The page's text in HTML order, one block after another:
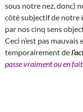
sous notre nez, donc)
côté subjectif de notre
par nos cinq sens
Ceci n’est pas
temporairement de
passe vraiment ou en fait